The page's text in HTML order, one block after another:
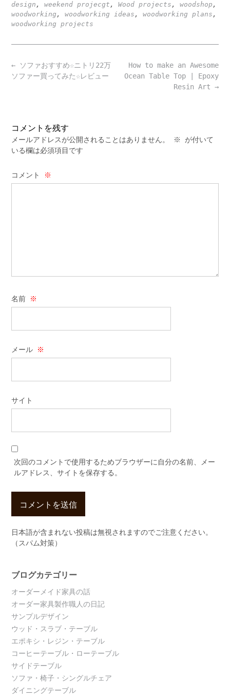
design , weekend projecgt , Wood projects , woodshop ,
woodworking , woodworking ideas , woodworking plans ,
woodworking projects
Post
navigation
How to make an Awesome
Ocean Table Top | Epoxy
Resin Art →
← ソファおすすめ☆ニトリ22万
ソファー買ってみた☆レビュー
コメントを残す
メールアドレスが公開されることはありません。 ※
が付いて
いる欄は必須項目です
コメント ※
名前 ※
メール ※
サイト
次回のコメントで使用するためブラウザーに自分の名前、メー
ルアドレス、サイトを保存する。
日本語が含まれない投稿は無視されますのでご注意ください。
（スパム対策）
ブログカテゴリー
オーダーメイド家具の話
オーダー家具製作職人の日記
サンプルデザイン
ウッド・スラブ・テーブル
エポキシ・レジン・テーブル
コーヒーテーブル・ローテーブル
サイドテーブル
ソファ・椅子・シングルチェア
ダイニングテーブル